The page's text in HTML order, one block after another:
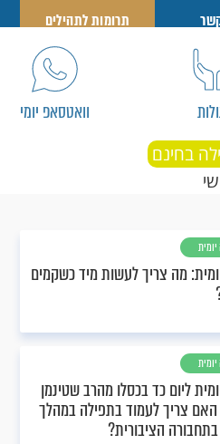
תרומות לתהילים
וואטסאפ יומי
בחינם
מה צריך לעשות מיד כשקמים
ליום כד בכסלו מהרב שטינמן
צריך לעמוד בתפילה במהלך
הציבורית?